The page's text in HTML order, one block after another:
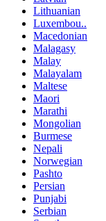
Lithuanian
Luxembou..
Macedonian
Malagasy
Malay
Malayalam
Maltese
Maori
Marathi
Mongolian
Burmese
Nepali
Norwegian
Pashto
Persian
Punjabi
Serbian